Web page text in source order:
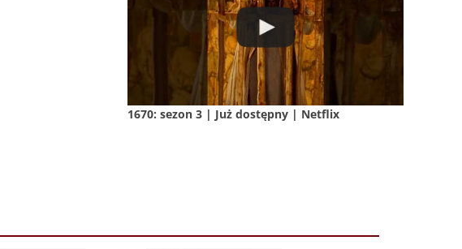
1670: sezon 3 | Już dostępny | Netflix